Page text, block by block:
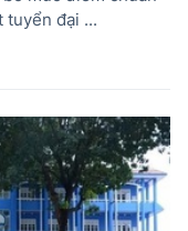
đại ...